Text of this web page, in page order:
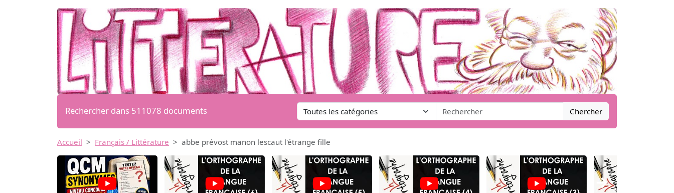
Rechercher dans 511078 documents Chercher
Accueil Français / Littérature abbe prévost manon lescaut l'étrange fille
→